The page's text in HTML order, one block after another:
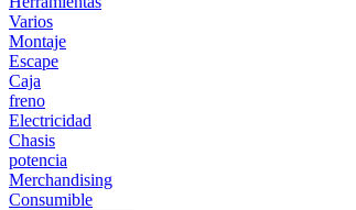
Varios
Montaje
Escape
Caja
freno
Electricidad
Chasis
potencia
Merchandising
Consumible